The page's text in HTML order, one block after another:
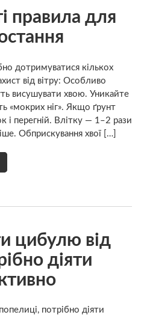
правила для
дотримуватися кількох
від вітру: Особливо
висушувати хвою. Уникайте
«мокрих ніг». Якщо ґрунт
і перегній. Влітку — 1–2 рази
Обприскування хвої […]
цибулю від
діяти
потрібно діяти